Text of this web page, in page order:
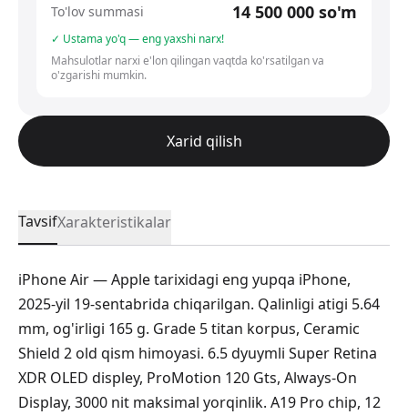
To'lov summasi 14 500 000 so'm
✓ Ustama yo'q — eng yaxshi narx!
Mahsulotlar narxi e'lon qilingan vaqtda ko'rsatilgan va
o'zgarishi mumkin.
Xarid qilish
TavsifXarakteristikalar
iPhone Air — Apple tarixidagi eng yupqa iPhone,
2025-yil 19-sentabrida chiqarilgan. Qalinligi atigi 5.64
mm, og'irligi 165 g. Grade 5 titan korpus, Ceramic
Shield 2 old qism himoyasi. 6.5 dyuymli Super Retina
XDR OLED displey, ProMotion 120 Gts, Always-On
Display, 3000 nit maksimal yorqinlik. A19 Pro chip, 12